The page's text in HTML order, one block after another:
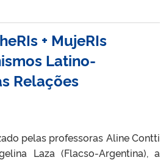
+ MujeRIs
Latino-
Relações
pelas professoras Aline Contti
Laza (Flacso-Argentina), a